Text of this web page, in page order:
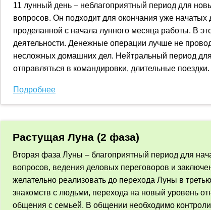
11 лунный день – неблагоприятный период для
вопросов. Он подходит для окончания уже начатых
проделанной с начала лунного месяца работы. В
деятельности. Денежные операции лучше не
несложных домашних дел. Нейтральный период
отправляться в командировки, длительные поездки.
Подробнее
Растущая Луна (2 фаза)
Вторая фаза Луны – благоприятный период для
вопросов, ведения деловых переговоров и
желательно реализовать до перехода Луны в
знакомств с людьми, перехода на новый уровень
общения с семьей. В общении необходимо